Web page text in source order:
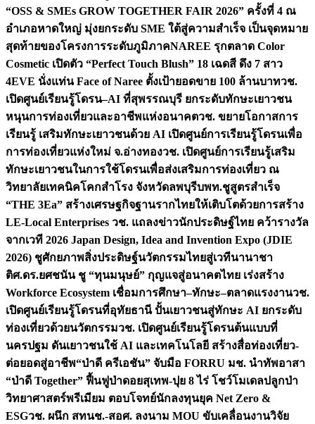
“OSS & SMEs GROW TOGETHER FAIR 2026” ครั้งที่ 4 ณ
อำเภอหาดใหญ่ มุ่งยกระดับ SME ใต้สู่ความสำเร็จ เป็นจุดหมาย
สุดท้ายของโครงการระดับภูมิภาคNAREE รุกตลาด Color
Cosmetic เปิดตัว “Perfect Touch Blush” 18 เฉดสี ดึง 7 สาว
4EVE นั่งแท่น Face of Naree ตั้งเป้ายอดขาย 100 ล้านบาทวช.
เปิดศูนย์เรียนรู้โดรน–AI ที่สุพรรณบุรี ยกระดับทักษะเยาวชน
หนุนการท่องเที่ยวและอาชีพแห่งอนาคตวช. ขยายโอกาสการ
เรียนรู้ เสริมทักษะเยาวชนด้วย AI เปิดศูนย์การเรียนรู้โดรนเพื่อ
การท่องเที่ยวแห่งใหม่ จ.อ่างทองวช. เปิดศูนย์การเรียนรู้เสริม
ทักษะเยาวชนในการใช้โดรนเพื่อส่งเสริมการท่องเที่ยว ณ
วิทยาลัยเทคนิคโคกสำโรง จังหวัดลพบุรีบพท.ชูสูตรสำเร็จ
“THE 3Ea” สร้างเศรษฐกิจฐานรากไทยให้เติบโตด้วยการสร้าง
LE-Local Enterprises วช. แถลงข่าวนักประดิษฐ์ไทย คว้ารางวัล
จากเวที 2026 Japan Design, Idea and Invention Expo (JDIE
2026) ชูศักยภาพสิ่งประดิษฐ์นวัตกรรมไทยสู่เวทีนานาชา
ติศ.ดร.ยศชนัน ชู “ทุนมนุษย์” กุญแจสู่อนาคตไทย เร่งสร้าง
Workforce Ecosystem เชื่อมการศึกษา–ทักษะ–ตลาดแรงงานวช.
เปิดศูนย์เรียนรู้โดรนที่อุทัยธานี ปั้นเยาวชนสู่ทักษะ AI ยกระดับ
ท่องเที่ยวด้วยนวัตกรรมวช. เปิดศูนย์เรียนรู้โดรนต้นแบบที่
นครปฐม ดันเยาวชนใช้ AI และเทคโนโลยี สร้างสื่อท่องเที่ยว-
ต่อยอดสู่อาชีพ“ป่าดี ครีเอชัน” จับมือ FORRU มช. นำทัพอาสา
“ป่าดี Together” ฟื้นฟูป่าดอยสุเทพ-ปุย 8 ไร่ โชว์โมเดลปลูกป่า
วิทยาศาสตร์พรีเมียม ตอบโจทย์นักลงทุนยุค Net Zero &
ESGวช. ผนึก สทนช.-สอศ. ลงนาม MOU ขับเคลื่อนงานวิจัย